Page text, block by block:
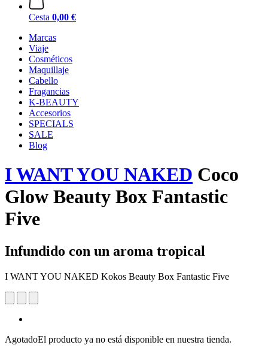
Cesta 0,00 €
Marcas
Viaje
Cosméticos
Maquillaje
Cabello
Fragancias
K-BEAUTY
Accesorios
SPECIALS
SALE
Blog
I WANT YOU NAKED Coco
Glow Beauty Box Fantastic
Five
Infundido con un aroma tropical
I WANT YOU NAKED Kokos Beauty Box Fantastic Five
AgotadoEl producto ya no está disponible en nuestra tienda.